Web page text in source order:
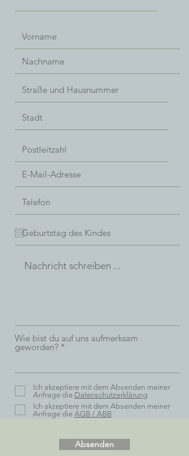
Wie bist du auf uns aufmerksam
geworden?
Ich akzeptiere mit dem Absenden meiner
Anfrage die Datenschutzerklärung
Ich akzeptiere mit dem Absenden meiner
Anfrage die AGB / ABB
Absenden